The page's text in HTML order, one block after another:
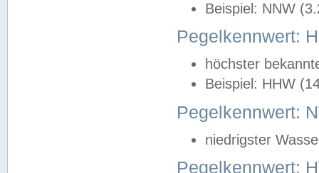
Beispiel: NNW
Pegelkennwert:
höchster
Beispiel: HHW
Pegelkennwert:
niedrigster
Pegelkennwert: